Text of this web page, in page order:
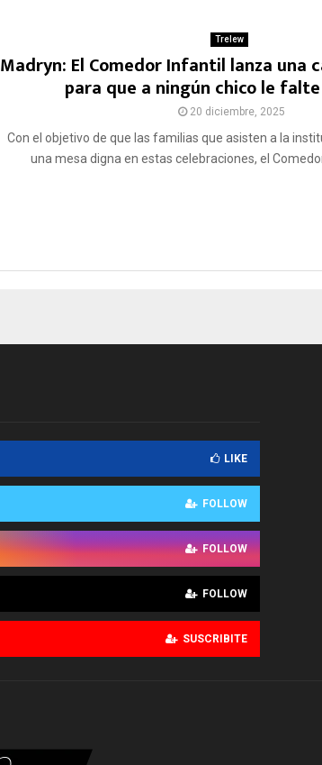
Trelew
Madryn: El Comedor Infantil lanza una
para que a ningún chico le
20 diciembre, 2025
Con el objetivo de que las familias que asisten a la
una mesa digna en estas celebraciones, el
LIKE
FOLLOW
FOLLOW
FOLLOW
SUSCRIBITE